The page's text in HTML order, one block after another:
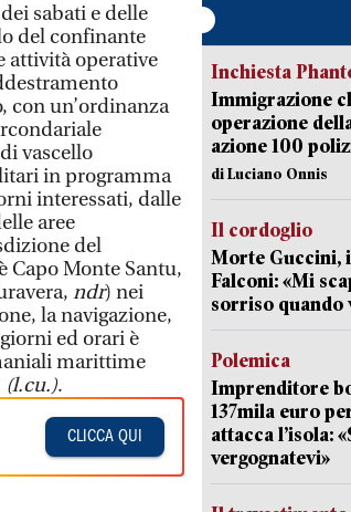
sabati e delle
del confinante
attività operative
con un’ordinanza
vascello
in programma
interessati, dalle
aree
del
Monte Santu,
ndr) nei
la navigazione,
ed orari è
marittime
(l.cu.).
CLICCA QUI
Inchiesta
Immigrazione
operazione
azione 100
di Luciano Onnis
Il cordoglio
Morte Guccini,
Falconi: «Mi
sorriso quando
Polemica
Imprenditore
137mila euro
attacca l’isola:
vergognatevi»